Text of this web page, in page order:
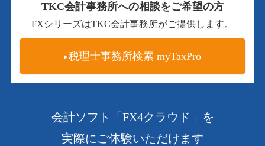
TKC会計事務所への相談をご希望の方
FXシリーズはTKC会計事務所がご提供します。
税理士事務所検索 myTaxPro
会計ソフト「FX4クラウド」を
実際にご体験いただけます